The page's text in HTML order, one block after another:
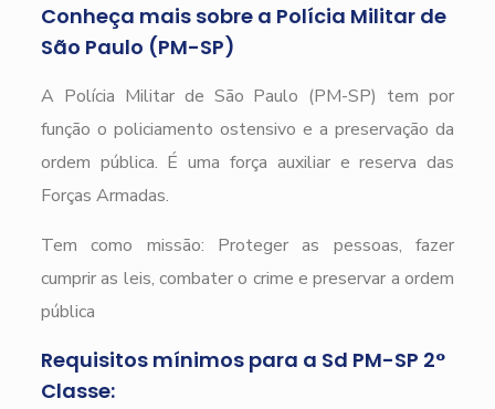
Conheça mais sobre a Polícia Militar de
São Paulo (PM-SP)
A Polícia Militar de São Paulo (PM-SP) tem por
função o policiamento ostensivo e a preservação da
ordem pública. É uma força auxiliar e reserva das
Forças Armadas.
Tem como missão: Proteger as pessoas, fazer
cumprir as leis, combater o crime e preservar a ordem
pública
Requisitos mínimos para a Sd PM-SP 2°
Classe: